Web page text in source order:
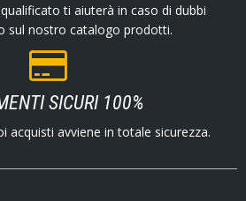
ti aiuterà in caso di dubbi
sul nostro catalogo prodotti.
SICURI 100%
acquisti avviene in totale sicurezza.